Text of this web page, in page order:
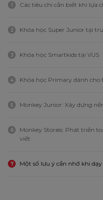
1 Các tiêu chí cần biết khi lựa
2 Khóa học Super Junior tại
3 Khóa học Smartkids tại VUS
4 Khóa học Primary dành cho
5 Monkey Junior: Xây dựng
6
Monkey Stories: Phát triển
viết
7 Một số lưu ý cần nhớ khi